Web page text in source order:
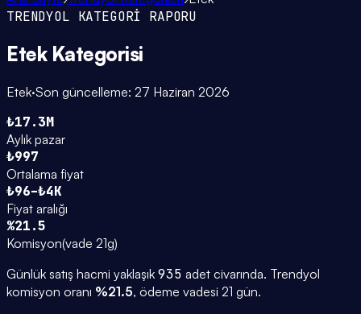
TRENDYOL KATEGORİ RAPORU
Etek Kategorisi
Etek·Son güncelleme: 27 Haziran 2026
₺17.3M
Aylık pazar
₺997
Ortalama fiyat
₺96–₺4K
Fiyat aralığı
%21.5
Komisyon(vade 21g)
Günlük satış hacmi yaklaşık 935 adet civarında. Trendyol
komisyon oranı %21.5, ödeme vadesi 21 gün.